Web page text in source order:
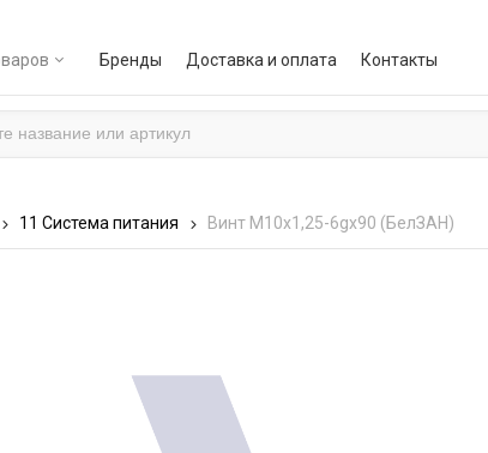
Бренды Доставка и оплата Контакты
11 Система питания Винт М10х1,25-6gх90 (БелЗАН)